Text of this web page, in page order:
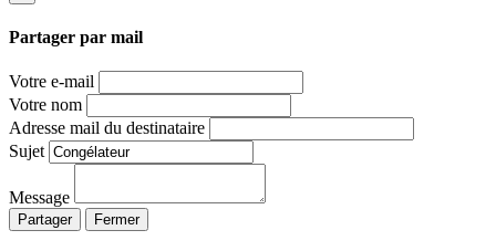
Partager par mail
Votre e-mail
Votre nom
Adresse mail du destinataire
Sujet
Message
Partager Fermer